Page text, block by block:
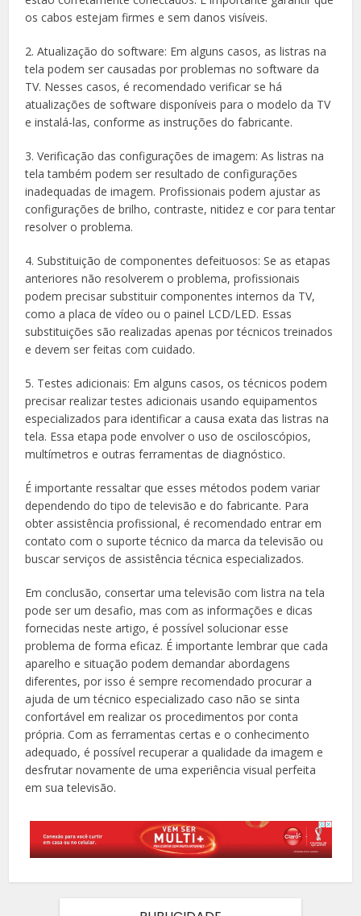
os cabos estejam firmes e sem danos visíveis.
2. Atualização do software: Em alguns casos, as listras na
tela podem ser causadas por problemas no software da
TV. Nesses casos, é recomendado verificar se há
atualizações de software disponíveis para o modelo da TV
e instalá-las, conforme as instruções do fabricante.
3. Verificação das configurações de imagem: As listras na
tela também podem ser resultado de configurações
inadequadas de imagem. Profissionais podem ajustar as
configurações de brilho, contraste, nitidez e cor para tentar
resolver o problema.
4. Substituição de componentes defeituosos: Se as etapas
anteriores não resolverem o problema, profissionais
podem precisar substituir componentes internos da TV,
como a placa de vídeo ou o painel LCD/LED. Essas
substituições são realizadas apenas por técnicos treinados
e devem ser feitas com cuidado.
5. Testes adicionais: Em alguns casos, os técnicos podem
precisar realizar testes adicionais usando equipamentos
especializados para identificar a causa exata das listras na
tela. Essa etapa pode envolver o uso de osciloscópios,
multímetros e outras ferramentas de diagnóstico.
É importante ressaltar que esses métodos podem variar
dependendo do tipo de televisão e do fabricante. Para
obter assistência profissional, é recomendado entrar em
contato com o suporte técnico da marca da televisão ou
buscar serviços de assistência técnica especializados.
Em conclusão, consertar uma televisão com listra na tela
pode ser um desafio, mas com as informações e dicas
fornecidas neste artigo, é possível solucionar esse
problema de forma eficaz. É importante lembrar que cada
aparelho e situação podem demandar abordagens
diferentes, por isso é sempre recomendado procurar a
ajuda de um técnico especializado caso não se sinta
confortável em realizar os procedimentos por conta
própria. Com as ferramentas certas e o conhecimento
adequado, é possível recuperar a qualidade da imagem e
desfrutar novamente de uma experiência visual perfeita
em sua televisão.